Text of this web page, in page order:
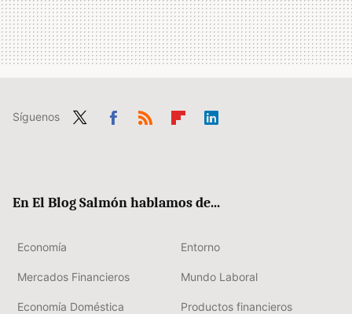
Síguenos
En El Blog Salmón hablamos de...
Economía Entorno
Mercados Financieros Mundo Laboral
Economía Doméstica Productos financieros